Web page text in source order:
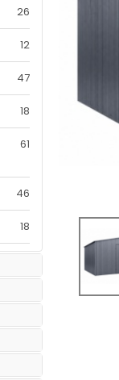
26
12
47
18
61
46
18
37